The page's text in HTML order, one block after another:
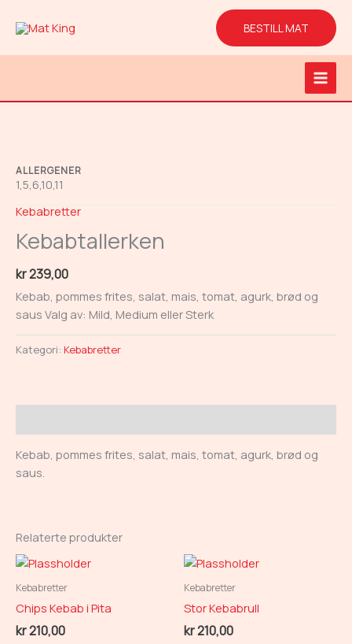
rett
BESTILL MAT
Main
ALLERGENER
1,5,6,10,11
Kebabretter
Kebabtallerken
kr239,00
Kebab, pommes frites, salat, mais, tomat, agurk, brød og
saus Valg av: Mild, Medium eller Sterk
Kategori: Kebabretter
Kebab, pommes frites, salat, mais, tomat, agurk, brød og
saus.
Relaterte produkter
Kebabretter
Chips Kebab i Pita
kr210,00
Kebabretter
Stor Kebabrull
kr210,00